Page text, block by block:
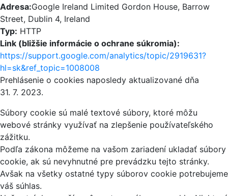
Adresa:Google Ireland Limited Gordon House, Barrow
Street, Dublin 4, Ireland
Typ: HTTP
Link (bližšie informácie o ochrane súkromia):
https://support.google.com/analytics/topic/2919631?
hl=sk&ref_topic=1008008
Prehlásenie o cookies naposledy aktualizované dňa
31. 7. 2023.
Súbory cookie sú malé textové súbory, ktoré môžu
webové stránky využívať na zlepšenie používateľského
zážitku.
Podľa zákona môžeme na vašom zariadení ukladať súbory
cookie, ak sú nevyhnutné pre prevádzku tejto stránky.
Avšak na všetky ostatné typy súborov cookie potrebujeme
váš súhlas.